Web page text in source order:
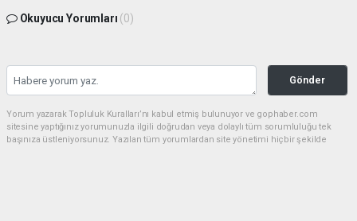
Okuyucu Yorumları (0)
Gönder
Yorum yazarak Topluluk Kuralları’nı kabul etmiş bulunuyor ve gophaber.com
sitesine yaptığınız yorumunuzla ilgili doğrudan veya dolaylı tüm sorumluluğu tek
başınıza üstleniyorsunuz. Yazılan tüm yorumlardan site yönetimi hiçbir şekilde